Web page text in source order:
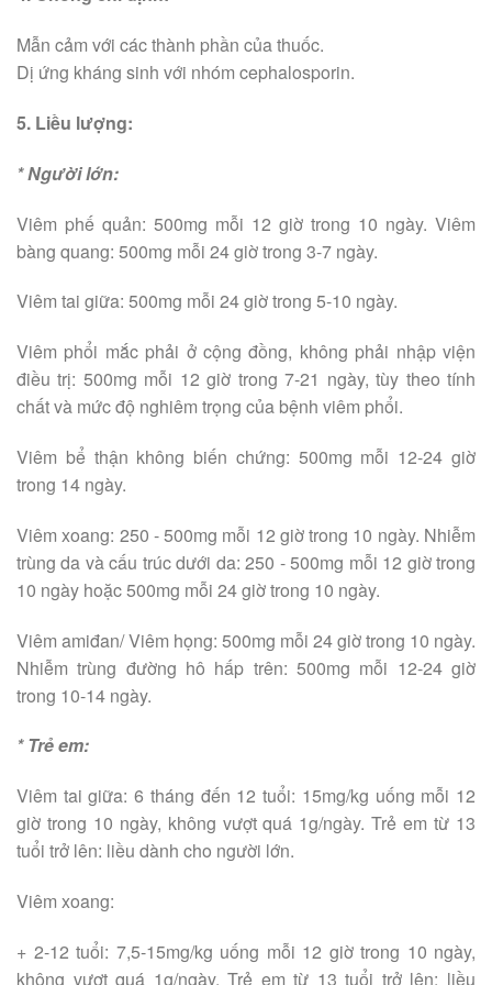
Mẫn cảm với các thành phần của thuốc.
Dị ứng kháng sinh với nhóm cephalosporin.
5. Liều lượng:
* Người lớn:
Viêm phế quản: 500mg mỗi 12 giờ trong 10 ngày. Viêm
bàng quang: 500mg mỗi 24 giờ trong 3-7 ngày.
Viêm tai giữa: 500mg mỗi 24 giờ trong 5-10 ngày.
Viêm phổi mắc phải ở cộng đồng, không phải nhập viện
điều trị: 500mg mỗi 12 giờ trong 7-21 ngày, tùy theo tính
chất và mức độ nghiêm trọng của bệnh viêm phổi.
Viêm bể thận không biến chứng: 500mg mỗi 12-24 giờ
trong 14 ngày.
Viêm xoang: 250 - 500mg mỗi 12 giờ trong 10 ngày. Nhiễm
trùng da và cấu trúc dưới da: 250 - 500mg mỗi 12 giờ trong
10 ngày hoặc 500mg mỗi 24 giờ trong 10 ngày.
Viêm amiđan/ Viêm họng: 500mg mỗi 24 giờ trong 10 ngày.
Nhiễm trùng đường hô hấp trên: 500mg mỗi 12-24 giờ
trong 10-14 ngày.
* Trẻ em:
Viêm tai giữa: 6 tháng đến 12 tuổi: 15mg/kg uống mỗi 12
giờ trong 10 ngày, không vượt quá 1g/ngày. Trẻ em từ 13
tuổi trở lên: liều dành cho người lớn.
Viêm xoang:
+ 2-12 tuổi: 7,5-15mg/kg uống mỗi 12 giờ trong 10 ngày,
không vượt quá 1g/ngày. Trẻ em từ 13 tuổi trở lên: liều